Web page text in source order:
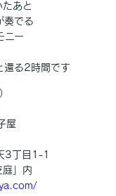
あと
奏でる
ー
還る2時間です
屋
3丁目1-1
庭」内